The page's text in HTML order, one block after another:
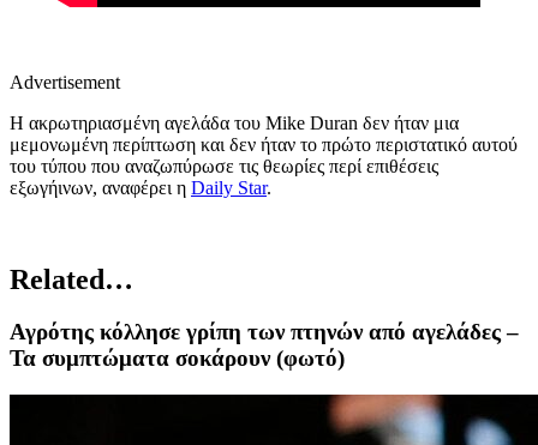
Advertisement
Η ακρωτηριασμένη αγελάδα του Mike Duran δεν ήταν μια
μεμονωμένη περίπτωση και δεν ήταν το πρώτο περιστατικό αυτού
του τύπου που αναζωπύρωσε τις θεωρίες περί επιθέσεις
εξωγήινων, αναφέρει η Daily Star.
Related…
Αγρότης κόλλησε γρίπη των πτηνών από αγελάδες –
Τα συμπτώματα σοκάρουν (φωτό)